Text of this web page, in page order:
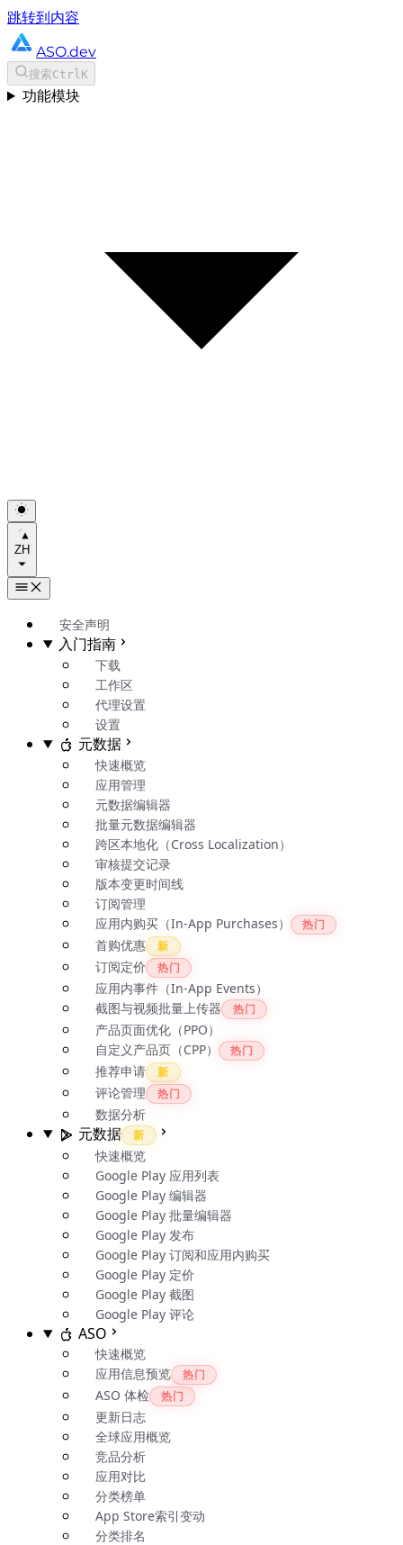
跳转到内容
ASO.dev
搜索CtrlK
功能模块
ZH
安全声明
入门指南
下载
工作区
代理设置
设置
元数据
快速概览
应用管理
元数据编辑器
批量元数据编辑器
跨区本地化（Cross Localization）
审核提交记录
版本变更时间线
订阅管理
应用内购买（In-App Purchases）
热门
首购优惠 新
订阅定价 热门
应用内事件（In-App Events）
截图与视频批量上传器
热门
产品页面优化（PPO）
自定义产品页（CPP）
热门
推荐申请 新
评论管理 热门
数据分析
元数据 新
快速概览
Google Play 应用列表
Google Play 编辑器
Google Play 批量编辑器
Google Play 发布
Google Play 订阅和应用内购买
Google Play 定价
Google Play 截图
Google Play 评论
ASO
快速概览
应用信息预览
热门
ASO 体检 热门
更新日志
全球应用概览
竞品分析
应用对比
分类榜单
App Store索引变动
分类排名